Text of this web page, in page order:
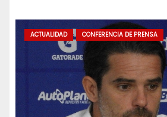
ACTUALIDAD CONFERENCIA DE PRENSA